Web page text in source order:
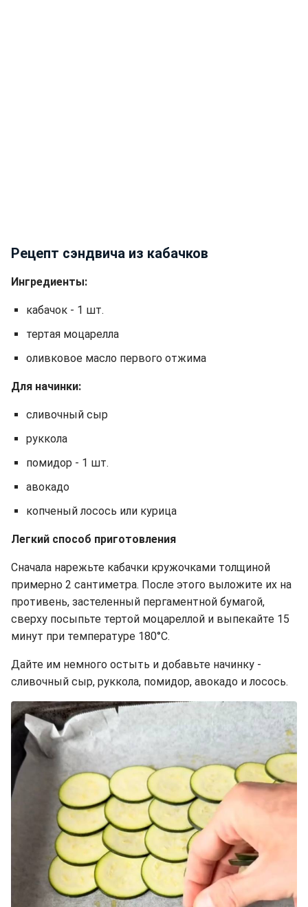
Рецепт сэндвича из кабачков
Ингредиенты:
кабачок - 1 шт.
тертая моцарелла
оливковое масло первого отжима
Для начинки:
сливочный сыр
руккола
помидор - 1 шт.
авокадо
копченый лосось или курица
Легкий способ приготовления
Сначала нарежьте кабачки кружочками толщиной
примерно 2 сантиметра. После этого выложите их на
противень, застеленный пергаментной бумагой,
сверху посыпьте тертой моцареллой и выпекайте 15
минут при температуре 180°C.
Дайте им немного остыть и добавьте начинку -
сливочный сыр, руккола, помидор, авокадо и лосось.